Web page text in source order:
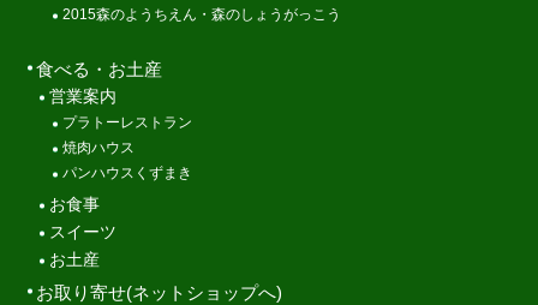
2015森のようちえん・森のしょうがっこう
食べる・お土産
営業案内
プラトーレストラン
焼肉ハウス
パンハウスくずまき
お食事
スイーツ
お土産
お取り寄せ(ネットショップへ)